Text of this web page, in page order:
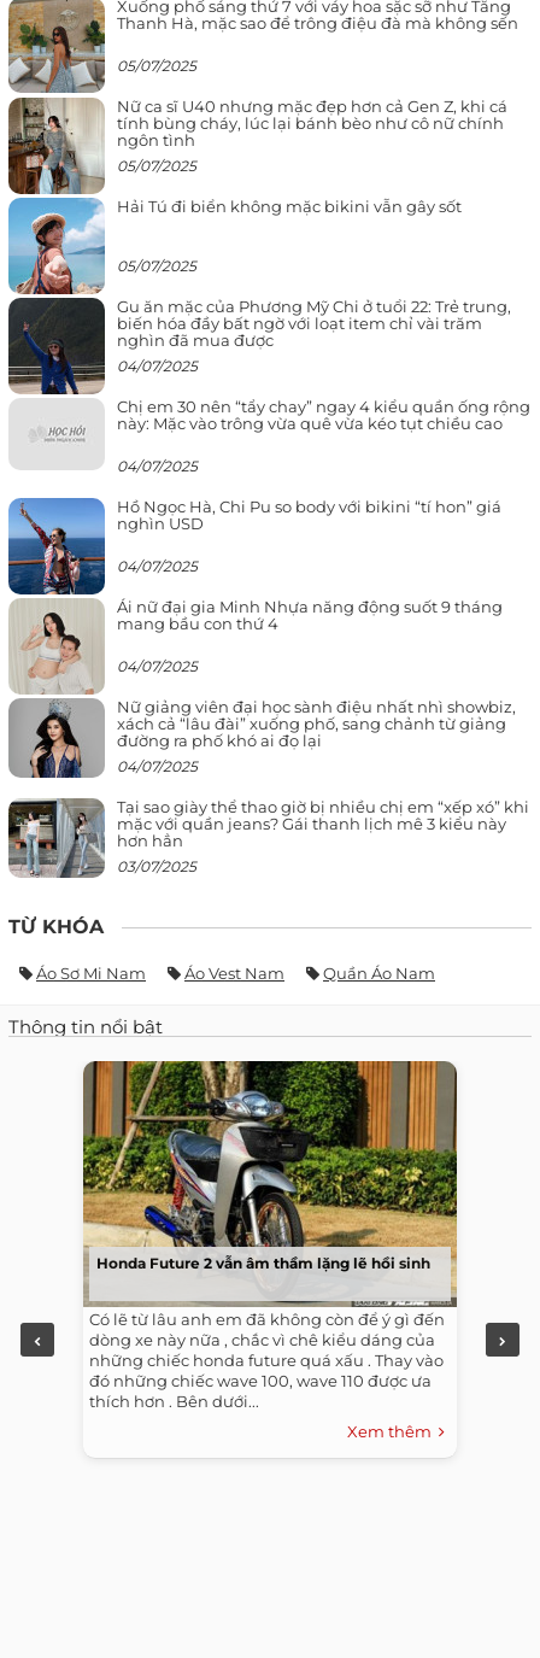
Xuống phố sáng thứ 7 với váy hoa sặc sỡ như Tăng
Thanh Hà, mặc sao để trông điệu đà mà không sến
05/07/2025
Nữ ca sĩ U40 nhưng mặc đẹp hơn cả Gen Z, khi cá
tính bùng cháy, lúc lại bánh bèo như cô nữ chính
ngôn tình
05/07/2025
Hải Tú đi biển không mặc bikini vẫn gây sốt
05/07/2025
Gu ăn mặc của Phương Mỹ Chi ở tuổi 22: Trẻ trung,
biến hóa đầy bất ngờ với loạt item chỉ vài trăm
nghìn đã mua được
04/07/2025
Chị em 30 nên “tẩy chay” ngay 4 kiểu quần ống rộng
này: Mặc vào trông vừa quê vừa kéo tụt chiều cao
04/07/2025
Hồ Ngọc Hà, Chi Pu so body với bikini “tí hon” giá
nghìn USD
04/07/2025
Ái nữ đại gia Minh Nhựa năng động suốt 9 tháng
mang bầu con thứ 4
04/07/2025
Nữ giảng viên đại học sành điệu nhất nhì showbiz,
xách cả “lâu đài” xuống phố, sang chảnh từ giảng
đường ra phố khó ai đọ lại
04/07/2025
Tại sao giày thể thao giờ bị nhiều chị em “xếp xó” khi
mặc với quần jeans? Gái thanh lịch mê 3 kiểu này
hơn hẳn
03/07/2025
TỪ KHÓA
Áo Sơ Mi Nam Áo Vest Nam Quần Áo Nam
Thông tin nổi bật
Honda Future 2 vẫn âm thầm lặng lẽ hồi sinh
Có lẽ từ lâu anh em đã không còn để ý gì đến
dòng xe này nữa , chắc vì chê kiểu dáng của
những chiếc honda future quá xấu . Thay vào
đó những chiếc wave 100, wave 110 được ưa
thích hơn . Bên dưới...
Xem thêm